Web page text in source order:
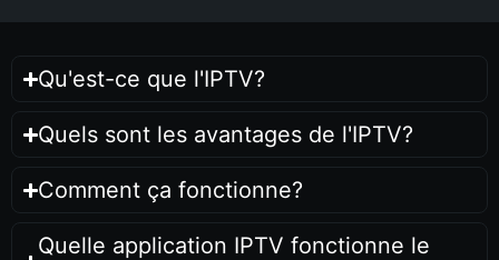
Qu'est-ce que l'IPTV?
Quels sont les avantages de l'IPTV?
Comment ça fonctionne?
Quelle application IPTV fonctionne le